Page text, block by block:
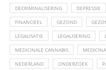
DECRIMINALISERING DEPRESSIE
FINANCIEEL GEZOND
LEGALISATIE LEGALISERING
MEDICINALE CANNABIS
NEDERLAND ONDERZOEK